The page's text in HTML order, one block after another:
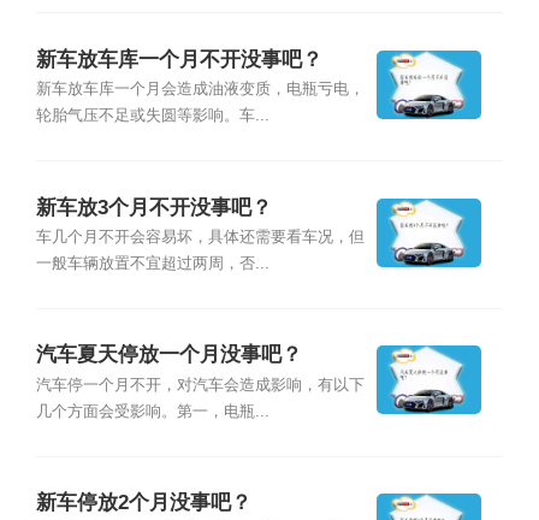
新车放车库一个月不开没事吧？
新车放车库一个月会造成油液变质，电瓶亏电，
轮胎气压不足或失圆等影响。车...
新车放3个月不开没事吧？
车几个月不开会容易坏，具体还需要看车况，但
一般车辆放置不宜超过两周，否...
汽车夏天停放一个月没事吧？
汽车停一个月不开，对汽车会造成影响，有以下
几个方面会受影响。第一，电瓶...
新车停放2个月没事吧？